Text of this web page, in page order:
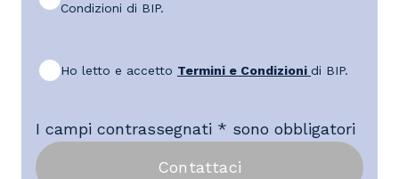
Condizioni di BIP.
Ho letto e accetto Termini e Condizioni di BIP.
Contattaci
I campi contrassegnati * sono obbligatori